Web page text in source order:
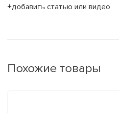
+добавить статью или видео
Похожие товары